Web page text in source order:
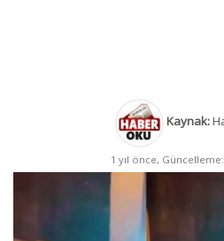
Kaynak:
1 yıl önce, Güncelleme: